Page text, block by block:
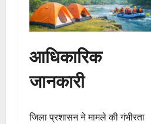
आधिकारिक
जानकारी
जिला प्रशासन ने मामले की गंभीरता